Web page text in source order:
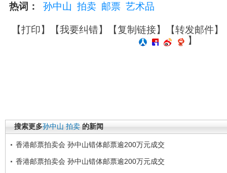
热词： 孙中山 拍卖 邮票 艺术品
【打印】【我要纠错】【复制链接】【转发邮件】
】
搜索更多孙中山 拍卖 的新闻
香港邮票拍卖会 孙中山错体邮票逾200万元成交
香港邮票拍卖会 孙中山错体邮票逾200万元成交